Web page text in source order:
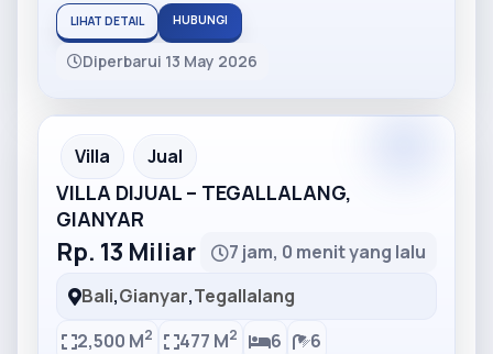
LIHAT DETAIL HUBUNGI
Diperbarui 13 May 2026
Partner Ad
Villa Jual
VILLA DIJUAL – TEGALLALANG,
GIANYAR
Rp. 13 Miliar
7 jam, 0 menit yang lalu
Bali,Gianyar,Tegallalang
2,500 M2 477 M2 6 6